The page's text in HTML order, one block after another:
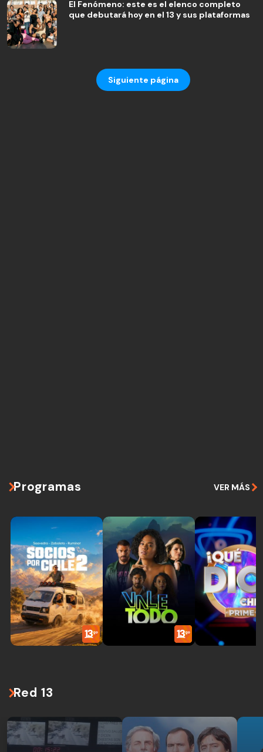
El Fenómeno: este es el elenco completo
que debutará hoy en el 13 y sus plataformas
Siguiente página
Programas VER MÁS
Red 13